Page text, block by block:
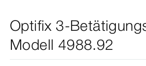
Optifix 3-
Modell 4988.92